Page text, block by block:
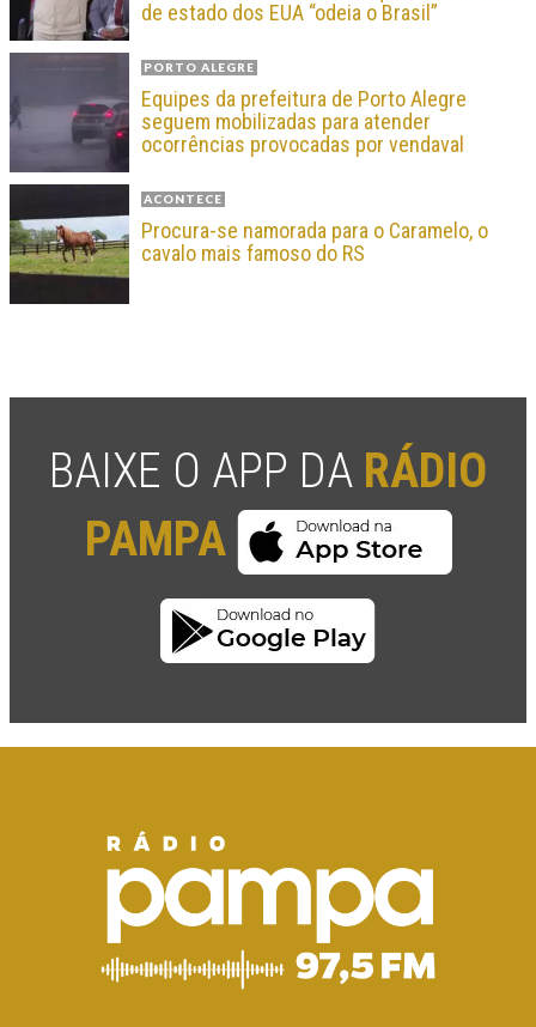
de estado dos EUA “odeia o Brasil”
PORTO ALEGRE
Equipes da prefeitura de Porto Alegre
seguem mobilizadas para atender
ocorrências provocadas por vendaval
ACONTECE
Procura-se namorada para o Caramelo, o
cavalo mais famoso do RS
BAIXE O APP DA RÁDIO
PAMPA